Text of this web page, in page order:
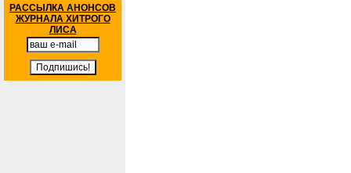
РАССЫЛКА АНОНСОВ
ЖУРНАЛА ХИТРОГО
ЛИСА